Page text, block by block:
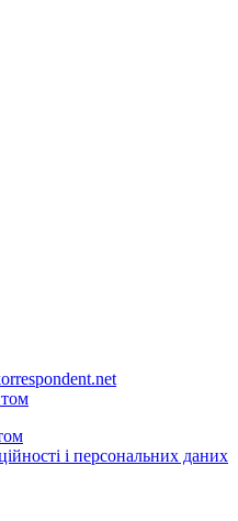
і персональних даних